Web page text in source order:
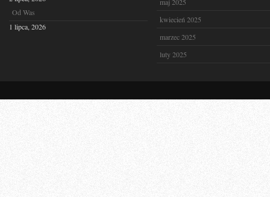
Od Was
1 lipca, 2026
kwiecień 2025
marzec 2025
luty 2025